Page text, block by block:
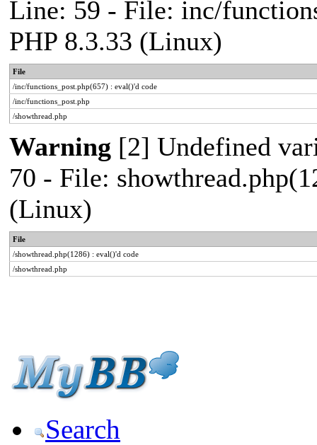
Line: 59 - File: inc/
PHP 8.3.33 (Linux)
File
/inc/functions_post.php(657) : eval()'d code
/inc/functions_post.php
/showthread.php
Warning [2] Undefined
70 - File:
(Linux)
File
/showthread.php(1286) : eval()'d code
/showthread.php
Search